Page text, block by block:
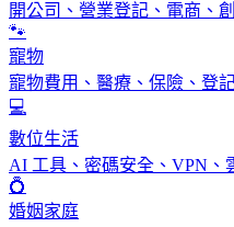
開公司、營業登記、電商、
🐾
寵物
寵物費用、醫療、保險、登
💻
數位生活
AI 工具、密碼安全、VPN、
💍
婚姻家庭